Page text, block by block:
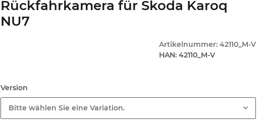
Rückfahrkamera für Skoda Karoq
NU7
Artikelnummer: 42110_M-V
HAN: 42110_M-V
Version
Bitte wählen Sie eine Variation.